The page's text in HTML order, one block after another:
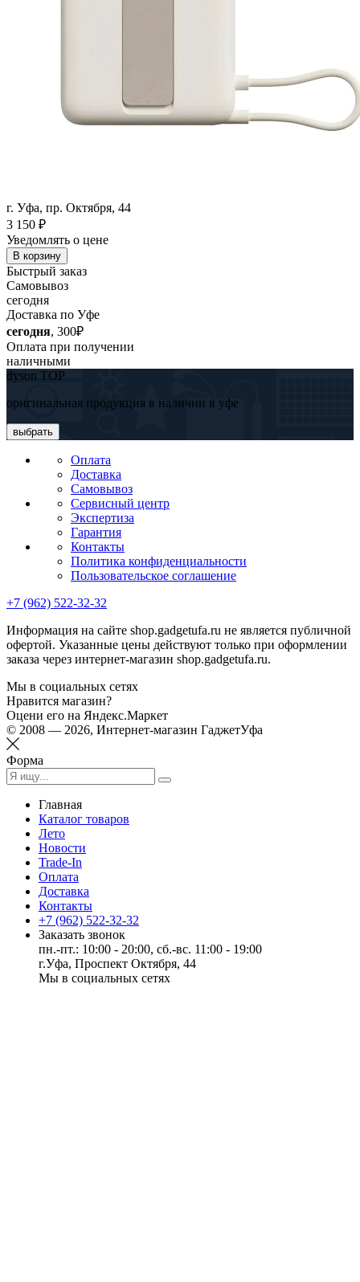
г. Уфа, пр. Октября, 44
3 150 ₽
Уведомлять о цене
В корзину
Быстрый заказ
Самовывоз
сегодня
Доставка по Уфе
сегодня, 300₽
Оплата при получении
наличными
dyson TOP
оригинальная продукция в наличии в уфе
выбрать
Оплата
Доставка
Самовывоз
Сервисный центр
Экспертиза
Гарантия
Контакты
Политика конфиденциальности
Пользовательское соглашение
+7 (962) 522-32-32
Информация на сайте shop.gadgetufa.ru не является публичной
офертой. Указанные цены действуют только при оформлении
заказа через интернет-магазин shop.gadgetufa.ru.
Мы в социальных сетях
Нравится магазин?
Оцени его на Яндекс.Маркет
© 2008 — 2026, Интернет-магазин ГаджетУфа
Форма
Главная
Каталог товаров
Лето
Новости
Trade-In
Оплата
Доставка
Контакты
+7 (962) 522-32-32
Заказать звонок
пн.-пт.: 10:00 - 20:00, сб.-вс. 11:00 - 19:00
г.Уфа, Проспект Октября, 44
Мы в социальных сетях